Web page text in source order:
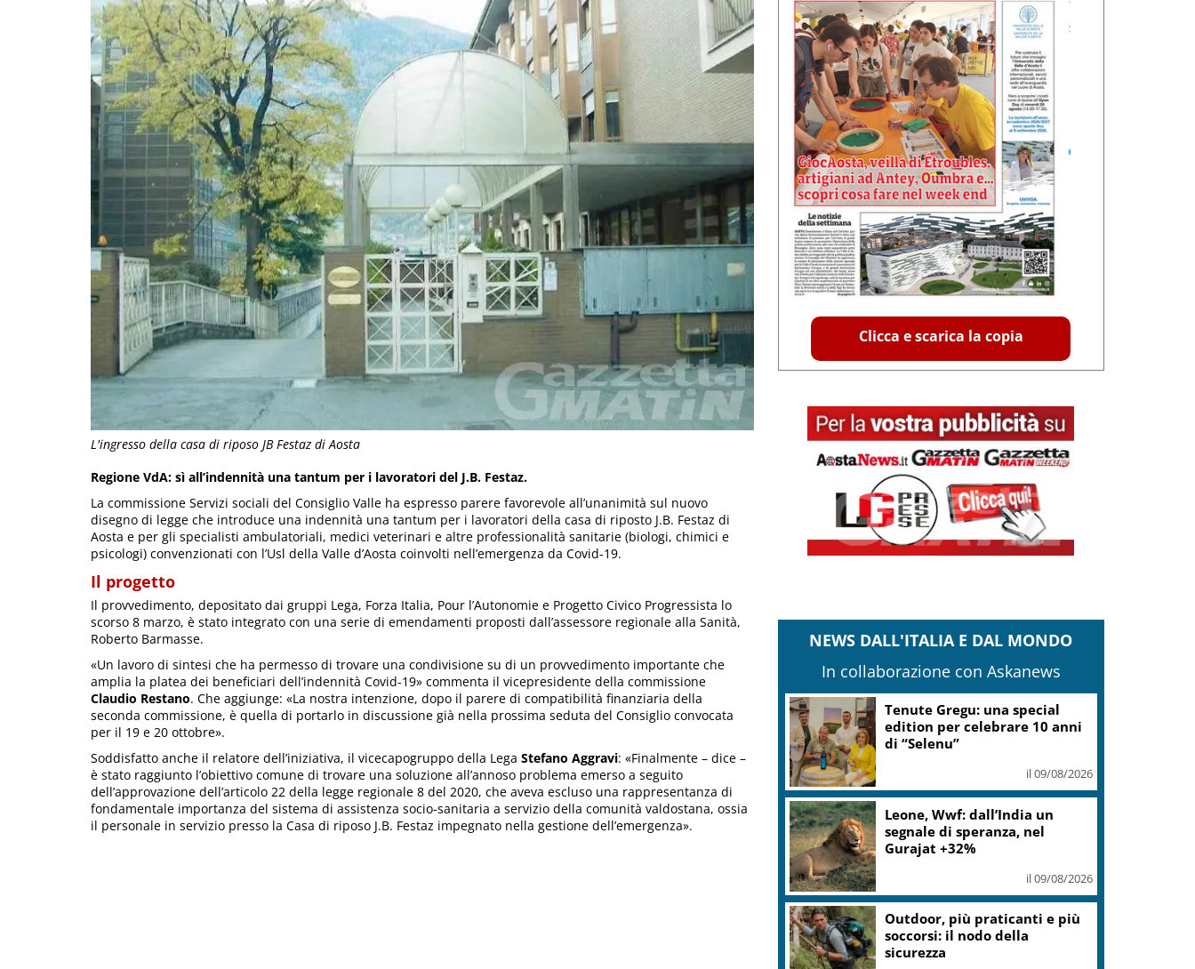
L'ingresso della casa di riposo JB Festaz di Aosta
Regione VdA: sì all’indennità una tantum per i lavoratori del J.B. Festaz.
La commissione Servizi sociali del Consiglio Valle ha espresso parere favorevole all’unanimità sul nuovo
disegno di legge che introduce una indennità una tantum per i lavoratori della casa di riposto J.B. Festaz di
Aosta e per gli specialisti ambulatoriali, medici veterinari e altre professionalità sanitarie (biologi, chimici e
psicologi) convenzionati con l’Usl della Valle d’Aosta coinvolti nell’emergenza da Covid-19.
Il progetto
Il provvedimento, depositato dai gruppi Lega, Forza Italia, Pour l’Autonomie e Progetto Civico Progressista lo
scorso 8 marzo, è stato integrato con una serie di emendamenti proposti dall’assessore regionale alla Sanità,
Roberto Barmasse.
«Un lavoro di sintesi che ha permesso di trovare una condivisione su di un provvedimento importante che
amplia la platea dei beneficiari dell’indennità Covid-19» commenta il vicepresidente della commissione
Claudio Restano. Che aggiunge: «La nostra intenzione, dopo il parere di compatibilità finanziaria della
seconda commissione, è quella di portarlo in discussione già nella prossima seduta del Consiglio convocata
per il 19 e 20 ottobre».
Soddisfatto anche il relatore dell’iniziativa, il vicecapogruppo della Lega Stefano Aggravi: «Finalmente – dice –
è stato raggiunto l’obiettivo comune di trovare una soluzione all’annoso problema emerso a seguito
dell’approvazione dell’articolo 22 della legge regionale 8 del 2020, che aveva escluso una rappresentanza di
fondamentale importanza del sistema di assistenza socio-sanitaria a servizio della comunità valdostana, ossia
il personale in servizio presso la Casa di riposo J.B. Festaz impegnato nella gestione dell’emergenza».
Clicca e scarica la copia
NEWS DALL'ITALIA E DAL MONDO
In collaborazione con Askanews
Tenute Gregu: una special
edition per celebrare 10 anni
di “Selenu”
il 09/08/2026
Leone, Wwf: dall’India un
segnale di speranza, nel
Gurajat +32%
il 09/08/2026
Outdoor, più praticanti e più
soccorsi: il nodo della
sicurezza